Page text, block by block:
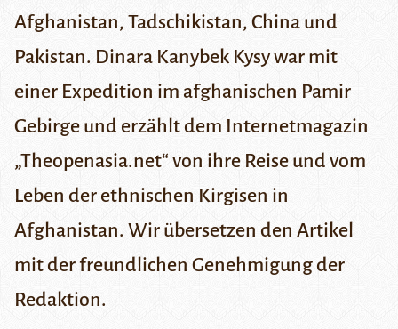
Afghanistan, Tadschikistan, China und
Pakistan. Dinara Kanybek Kysy war mit
einer Expedition im afghanischen Pamir
Gebirge und erzählt dem Internetmagazin
„Theopenasia.net“ von ihre Reise und vom
Leben der ethnischen Kirgisen in
Afghanistan. Wir übersetzen den Artikel
mit der freundlichen Genehmigung der
Redaktion.